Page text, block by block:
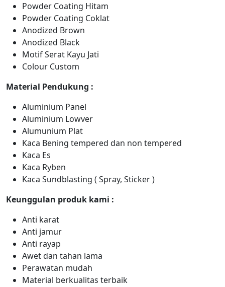
Powder Coating Hitam
Powder Coating Coklat
Anodized Brown
Anodized Black
Motif Serat Kayu Jati
Colour Custom
Material Pendukung :
Aluminium Panel
Aluminium Lowver
Alumunium Plat
Kaca Bening tempered dan non tempered
Kaca Es
Kaca Ryben
Kaca Sundblasting ( Spray, Sticker )
Keunggulan produk kami :
Anti karat
Anti jamur
Anti rayap
Awet dan tahan lama
Perawatan mudah
Material berkualitas terbaik